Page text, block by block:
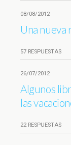
08/08/2012
Una nueva
57 RESPUESTAS
26/07/2012
Algunos
las
22 RESPUESTAS